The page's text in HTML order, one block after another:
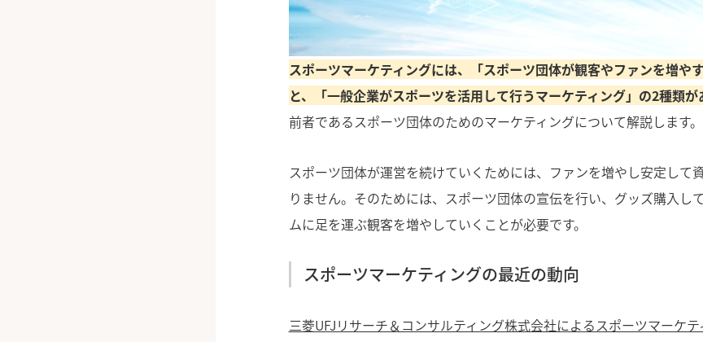
スポーツマーケティングには、「スポーツ団体が観客やファンを増や
と、「一般企業がスポーツを活用して行うマーケティング」の2種類が
前者であるスポーツ団体のためのマーケティングについて解説します。
スポーツ団体が運営を続けていくためには、ファンを増やし安定して
りません。そのためには、スポーツ団体の宣伝を行い、グッズ購入し
ムに足を運ぶ観客を増やしていくことが必要です。
スポーツマーケティングの最近の動向
三菱UFJリサーチ＆コンサルティング株式会社によるスポーツマーケ